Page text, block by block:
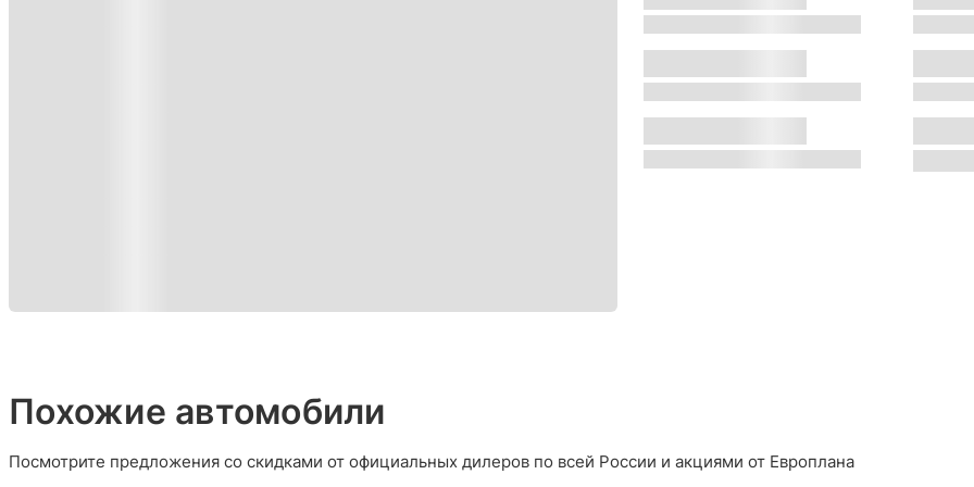
Похожие автомобили
Посмотрите предложения со скидками от официальных дилеров по всей России и акциями от Европлана